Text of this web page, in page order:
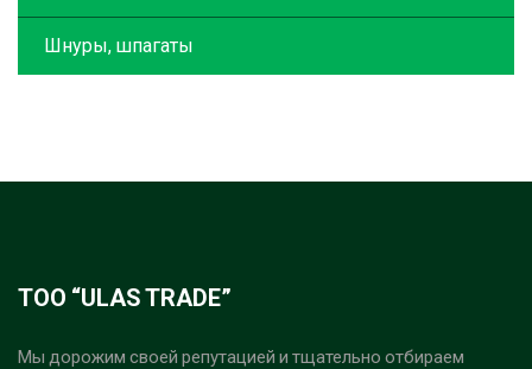
Шнуры, шпагаты
ТОО “ULAS TRADE”
Мы дорожим своей репутацией и тщательно отбираем